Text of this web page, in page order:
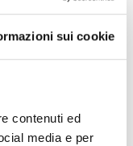
sui cookie
contenuti ed
media e per